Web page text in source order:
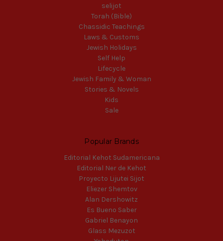
selijot
Torah (Bible)
Chassidic Teachings
Laws & Customs
Jewish Holidays
Self Help
Lifecycle
Jewish Family & Woman
Stories & Novels
Kids
Sale
Popular Brands
Editorial Kehot Sudamericana
Editorial Ner de Kehot
Proyecto Lijutei Sijot
Eliezer Shemtov
Alan Dershowitz
Es Bueno Saber
Gabriel Benayon
Glass Mezuzot